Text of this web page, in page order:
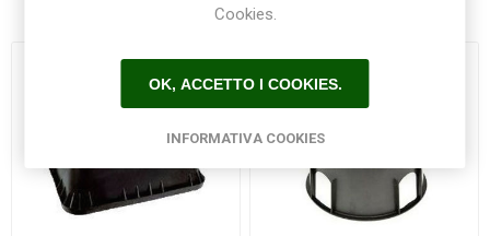
Cookies.
OK, ACCETTO I COOKIES.
INFORMATIVA COOKIES